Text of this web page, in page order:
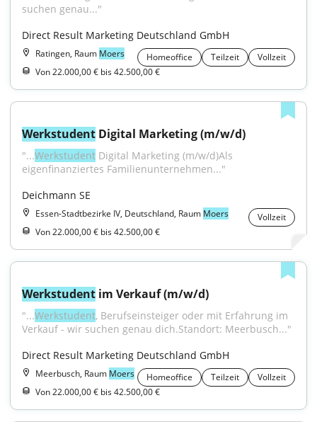
suchen genau..."
Direct Result Marketing Deutschland GmbH
Ratingen, Raum Moers Homeoffice Teilzeit
Vollzeit
Von 22.000,00 € bis 42.500,00 €
Werkstudent Digital Marketing (m/w/d)
"...Werkstudent Digital Marketing (m/w/d)Als
eigenfinanziertes Familienunternehmen..."
Deichmann SE
Essen-Stadtbezirke IV, Deutschland, Raum Moers
Vollzeit
Von 22.000,00 € bis 42.500,00 €
Werkstudent im Verkauf (m/w/d)
"...Werkstudent, Berufseinsteiger oder mit Erfahrung im
Verkauf - wir suchen genau dich.Standort: Meerbusch..."
Direct Result Marketing Deutschland GmbH
Meerbusch, Raum Moers Homeoffice Teilzeit
Vollzeit
Von 22.000,00 € bis 42.500,00 €